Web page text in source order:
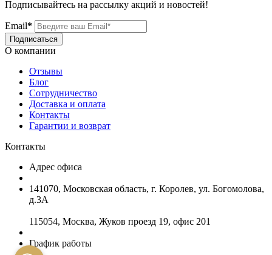
Подписывайтесь на рассылку акций и новостей!
Email*
Подписаться
О компании
Отзывы
Блог
Сотрудничество
Доставка и оплата
Контакты
Гарантии и возврат
Контакты
Адрес офиса
141070, Московская область, г. Королев, ул. Богомолова,
д.3А
115054, Москва, Жуков проезд 19, офис 201
График работы